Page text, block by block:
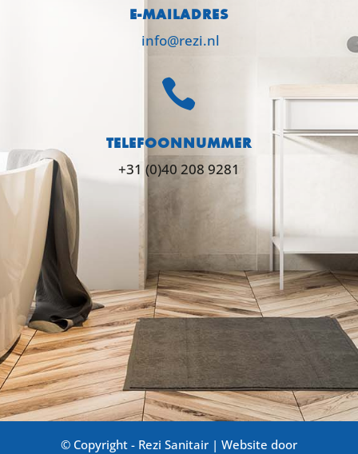
E-MAILADRES
info@rezi.nl

TELEFOONNUMMER
+31 (0)40 208 9281
© Copyright - Rezi Sanitair | Website door